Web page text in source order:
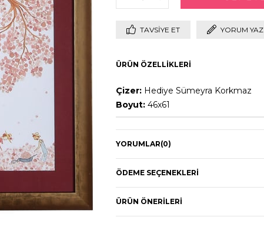
TAVSIYE ET YORUM YAZ
ÜRÜN ÖZELLIKLERI
Çizer: Hediye Sümeyra Korkmaz
Boyut: 46x61
YORUMLAR(0)
ÖDEME SEÇENEKLERI
ÜRÜN ÖNERILERI